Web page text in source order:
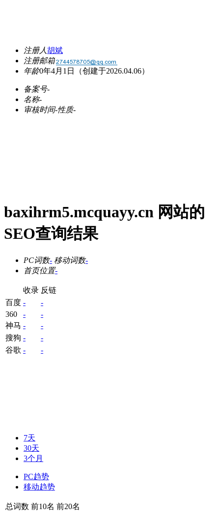
注册人胡斌
注册邮箱
年龄0年4月1日 （创建于2026.04.06）
备案号-
名称-
审核时间-性质-
baxihrm5.mcquayy.cn 网站的
SEO查询结果
PC词数- 移动词数-
首页位置-
收录 反链
百度 -
-
360
-
-
神马 -
-
搜狗 -
-
谷歌 - -
7天
30天
3个月
PC趋势
移动趋势
总词数 前10名 前20名